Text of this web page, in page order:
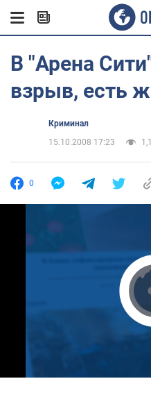
В "Арена
взрыв, есть
Криминал
15.10.2008 17:23
0